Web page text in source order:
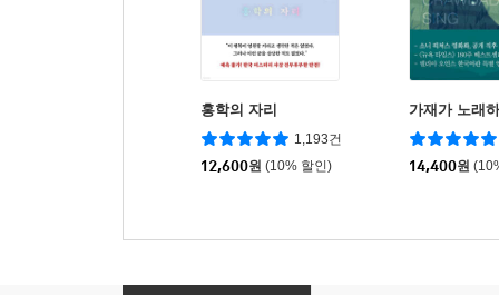
홍학의 자리
1,193건
12,600원 (10% 할인)
가재가 노래
14,400원